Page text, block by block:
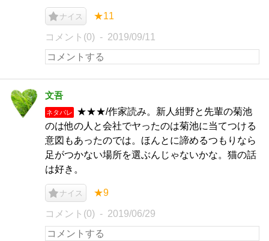
ナイス ★11
コメント(0) 2019/09/11
文吾
ネタバレ
★★★/作家読み。新人紺野と先輩の菊池
のは他の人と会社でヤったのは菊池に当てつける
意図もあったのでは。ほんとに諦めるつもりなら
足がつかない場所を選ぶんじゃないかな。猫の話
は好き。
ナイス ★9
コメント(0) 2019/06/29